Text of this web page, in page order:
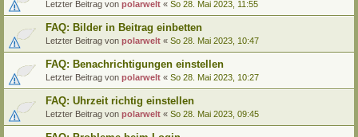
Letzter Beitrag von polarwelt « So 28. Mai 2023, 11:55
FAQ: Bilder in Beitrag einbetten
Letzter Beitrag von polarwelt « So 28. Mai 2023, 10:47
FAQ: Benachrichtigungen einstellen
Letzter Beitrag von polarwelt « So 28. Mai 2023, 10:27
FAQ: Uhrzeit richtig einstellen
Letzter Beitrag von polarwelt « So 28. Mai 2023, 09:45